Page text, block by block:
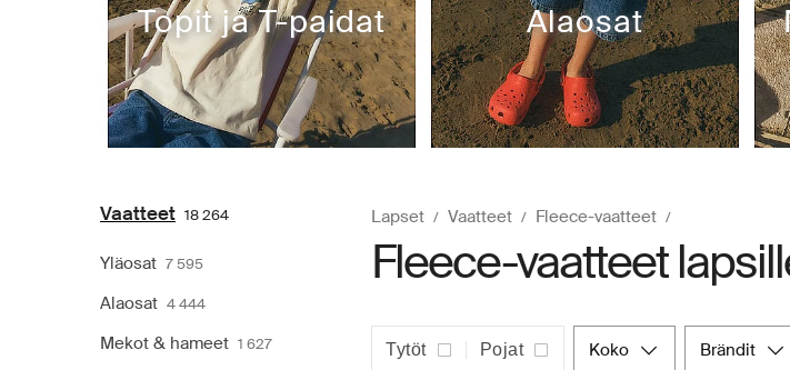
Topit ja T-paidat Alaosat
Vaatteet 18 264
Yläosat 7 595
Alaosat 4 444
Mekot & hameet 1 627
Lapset Vaatteet Fleece-vaatteet
Fleece-vaatteet
Tytöt Pojat koko brändit